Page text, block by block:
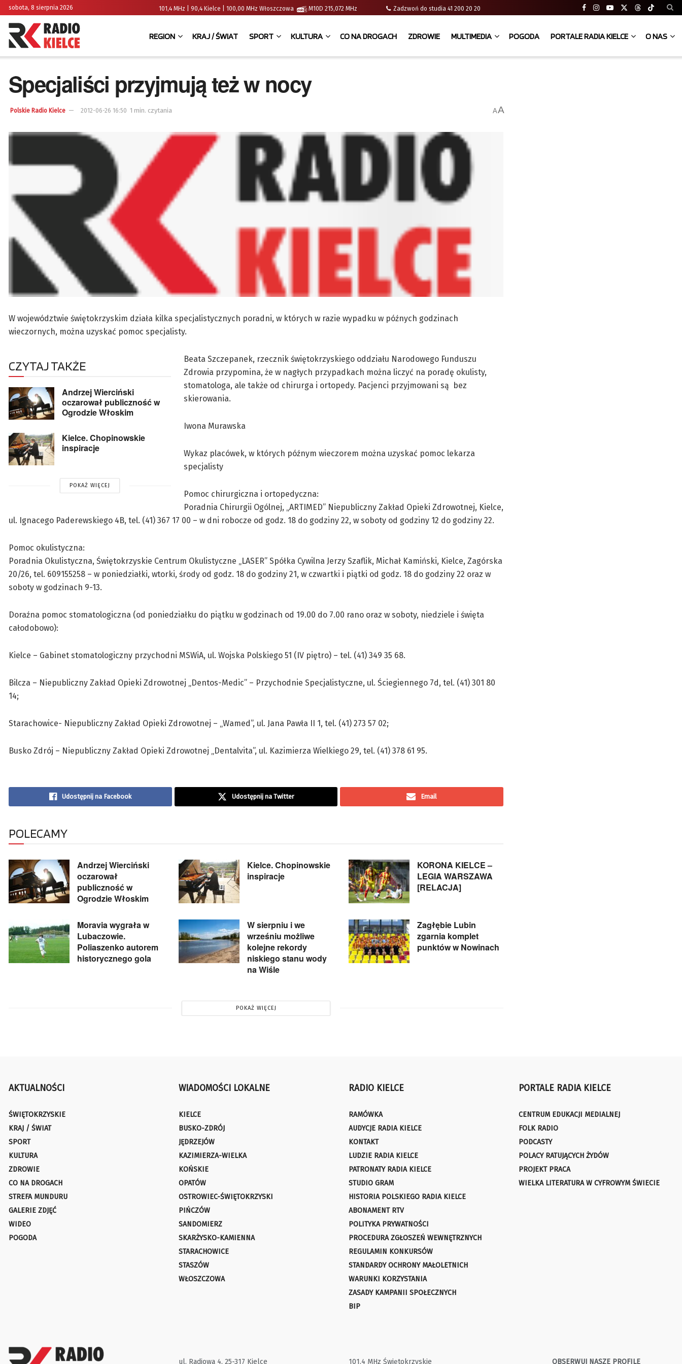
sobota, 8 sierpnia 2026 101,4 MHz | 90,4 Kielce | 100,00 MHz Włoszczowa M10D 215,072 MHz Zadzwoń do studia 41 200 20 20
REGION KRAJ / ŚWIAT SPORT KULTURA CO NA DROGACH ZDROWIE MULTIMEDIA POGODA PORTALE RADIA KIELCE O NAS
Specjaliści przyjmują też w nocy
Polskie Radio Kielce 2012-06-26 16:50 1 min. czytania AA
W województwie świętokrzyskim działa kilka specjalistycznych poradni, w których w razie wypadku w późnych godzinach
wieczornych, można uzyskać pomoc specjalisty.
CZYTAJ TAKŻE
Andrzej Wierciński
oczarował publiczność w
Ogrodzie Włoskim
Kielce. Chopinowskie
inspiracje
POKAŻ WIĘCEJ
Beata Szczepanek, rzecznik świętokrzyskiego oddziału Narodowego Funduszu
Zdrowia przypomina, że w nagłych przypadkach można liczyć na poradę okulisty,
stomatologa, ale także od chirurga i ortopedy. Pacjenci przyjmowani są bez
skierowania.
Iwona Murawska
Wykaz placówek, w których późnym wieczorem można uzyskać pomoc lekarza
specjalisty
Pomoc chirurgiczna i ortopedyczna:
Poradnia Chirurgii Ogólnej, „ARTIMED” Niepubliczny Zakład Opieki Zdrowotnej, Kielce,
ul. Ignacego Paderewskiego 4B, tel. (41) 367 17 00 – w dni robocze od godz. 18 do godziny 22, w soboty od godziny 12 do godziny 22.
Pomoc okulistyczna:
Poradnia Okulistyczna, Świętokrzyskie Centrum Okulistyczne „LASER” Spółka Cywilna Jerzy Szaflik, Michał Kamiński, Kielce, Zagórska
20/26, tel. 609155258 – w poniedziałki, wtorki, środy od godz. 18 do godziny 21, w czwartki i piątki od godz. 18 do godziny 22 oraz w
soboty w godzinach 9-13.
Doraźna pomoc stomatologiczna (od poniedziałku do piątku w godzinach od 19.00 do 7.00 rano oraz w soboty, niedziele i święta
całodobowo):
Kielce – Gabinet stomatologiczny przychodni MSWiA, ul. Wojska Polskiego 51 (IV piętro) – tel. (41) 349 35 68.
Bilcza – Niepubliczny Zakład Opieki Zdrowotnej „Dentos-Medic” – Przychodnie Specjalistyczne, ul. Ściegiennego 7d, tel. (41) 301 80
14;
Starachowice- Niepubliczny Zakład Opieki Zdrowotnej – „Wamed”, ul. Jana Pawła II 1, tel. (41) 273 57 02;
Busko Zdrój – Niepubliczny Zakład Opieki Zdrowotnej „Dentalvita”, ul. Kazimierza Wielkiego 29, tel. (41) 378 61 95.
Udostępnij na Facebook Udostępnij na Twitter Email
POLECAMY
Andrzej Wierciński
oczarował
publiczność w
Ogrodzie Włoskim
Kielce. Chopinowskie
inspiracje
KORONA KIELCE –
LEGIA WARSZAWA
[RELACJA]
Moravia wygrała w
Lubaczowie.
Poliaszenko autorem
historycznego gola
W sierpniu i we
wrześniu możliwe
kolejne rekordy
niskiego stanu wody
na Wiśle
Zagłębie Lubin
zgarnia komplet
punktów w Nowinach
POKAŻ WIĘCEJ
AKTUALNOŚCI
ŚWIĘTOKRZYSKIE
KRAJ / ŚWIAT
SPORT
KULTURA
ZDROWIE
CO NA DROGACH
STREFA MUNDURU
GALERIE ZDJĘĆ
WIDEO
POGODA
WIADOMOŚCI LOKALNE
KIELCE
BUSKO-ZDRÓJ
JĘDRZEJÓW
KAZIMIERZA-WIELKA
KOŃSKIE
OPATÓW
OSTROWIEC-ŚWIĘTOKRZYSKI
PIŃCZÓW
SANDOMIERZ
SKARŻYSKO-KAMIENNA
STARACHOWICE
STASZÓW
WŁOSZCZOWA
RADIO KIELCE
RAMÓWKA
AUDYCJE RADIA KIELCE
KONTAKT
LUDZIE RADIA KIELCE
PATRONATY RADIA KIELCE
STUDIO GRAM
HISTORIA POLSKIEGO RADIA KIELCE
ABONAMENT RTV
POLITYKA PRYWATNOŚCI
PROCEDURA ZGŁOSZEŃ WEWNĘTRZNYCH
REGULAMIN KONKURSÓW
STANDARDY OCHRONY MAŁOLETNICH
WARUNKI KORZYSTANIA
ZASADY KAMPANII SPOŁECZNYCH
BIP
PORTALE RADIA KIELCE
CENTRUM EDUKACJI MEDIALNEJ
FOLK RADIO
PODCASTY
POLACY RATUJĄCYCH ŻYDÓW
PROJEKT PRACA
WIELKA LITERATURA W CYFROWYM ŚWIECIE
ul. Radiowa 4, 25-317 Kielce 101,4 MHz Świętokrzyskie OBSERWUJ NASZE PROFILE